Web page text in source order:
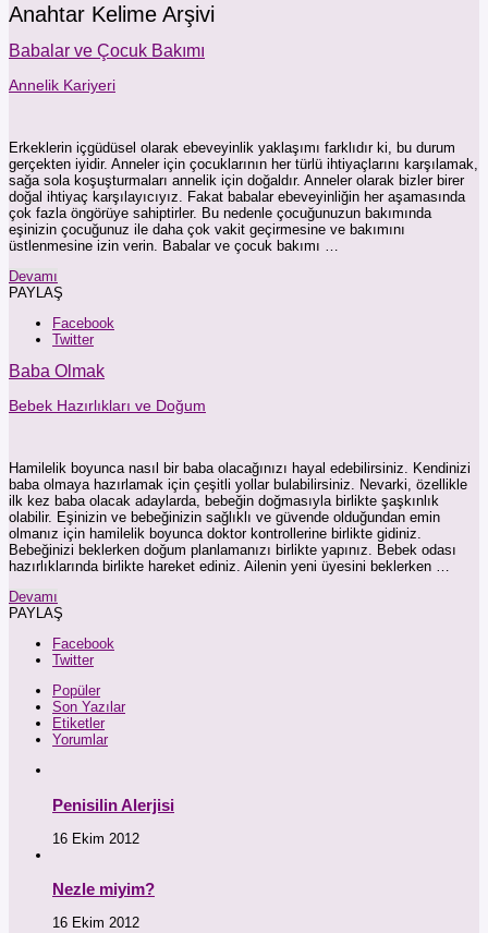
Anahtar Kelime Arşivi
Babalar ve Çocuk Bakımı
Annelik Kariyeri
Erkeklerin içgüdüsel olarak ebeveyinlik yaklaşımı farklıdır ki, bu durum
gerçekten iyidir. Anneler için çocuklarının her türlü ihtiyaçlarını karşılamak,
sağa sola koşuşturmaları annelik için doğaldır. Anneler olarak bizler birer
doğal ihtiyaç karşılayıcıyız. Fakat babalar ebeveyinliğin her aşamasında
çok fazla öngörüye sahiptirler. Bu nedenle çocuğunuzun bakımında
eşinizin çocuğunuz ile daha çok vakit geçirmesine ve bakımını
üstlenmesine izin verin. Babalar ve çocuk bakımı …
Devamı
PAYLAŞ
Facebook
Twitter
Baba Olmak
Bebek Hazırlıkları ve Doğum
Hamilelik boyunca nasıl bir baba olacağınızı hayal edebilirsiniz. Kendinizi
baba olmaya hazırlamak için çeşitli yollar bulabilirsiniz. Nevarki, özellikle
ilk kez baba olacak adaylarda, bebeğin doğmasıyla birlikte şaşkınlık
olabilir. Eşinizin ve bebeğinizin sağlıklı ve güvende olduğundan emin
olmanız için hamilelik boyunca doktor kontrollerine birlikte gidiniz.
Bebeğinizi beklerken doğum planlamanızı birlikte yapınız. Bebek odası
hazırlıklarında birlikte hareket ediniz. Ailenin yeni üyesini beklerken …
Devamı
PAYLAŞ
Facebook
Twitter
Popüler
Son Yazılar
Etiketler
Yorumlar
Penisilin Alerjisi
16 Ekim 2012
Nezle miyim?
16 Ekim 2012